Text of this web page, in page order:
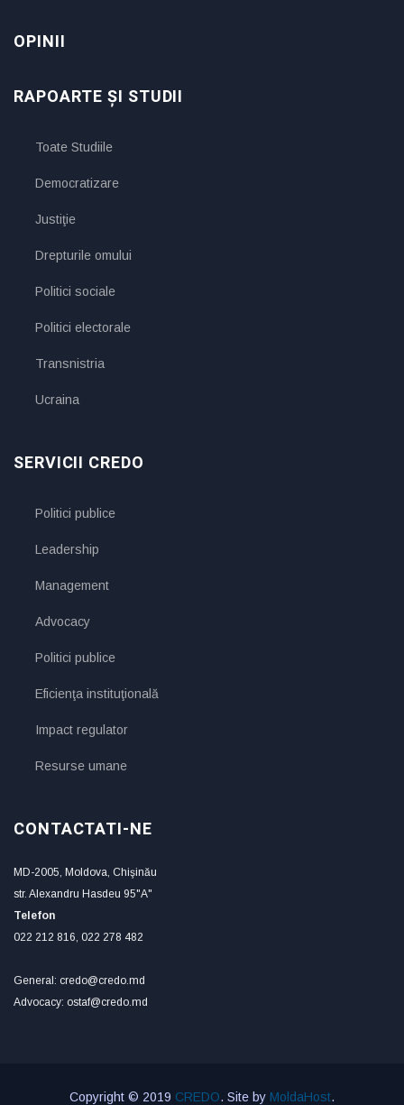
OPINII
RAPOARTE ȘI STUDII
Toate Studiile
Democratizare
Justiţie
Drepturile omului
Politici sociale
Politici electorale
Transnistria
Ucraina
SERVICII CREDO
Politici publice
Leadership
Management
Advocacy
Politici publice
Eficienţa instituţională
Impact regulator
Resurse umane
CONTACTATI-NE
MD-2005, Moldova, Chişinău
str. Alexandru Hasdeu 95"A"
Telefon
022 212 816, 022 278 482
General: credo@credo.md
Advocacy: ostaf@credo.md
Copyright © 2019 CREDO. Site by MoldaHost.